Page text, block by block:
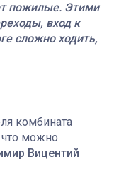
пожилые. Этими
вход к
сложно ходить,
комбината
что можно
Вицентий